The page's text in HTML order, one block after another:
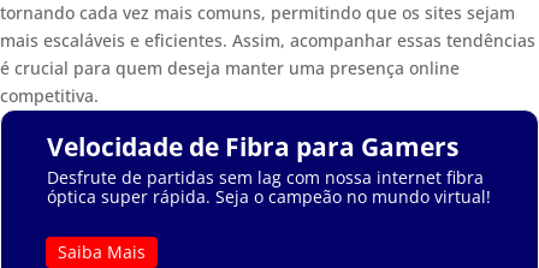
tornando cada vez mais comuns, permitindo que os sites sejam
mais escaláveis e eficientes. Assim, acompanhar essas tendências
é crucial para quem deseja manter uma presença online
competitiva.
Velocidade de Fibra para Gamers
Desfrute de partidas sem lag com nossa internet fibra
óptica super rápida. Seja o campeão no mundo virtual!
Saiba Mais